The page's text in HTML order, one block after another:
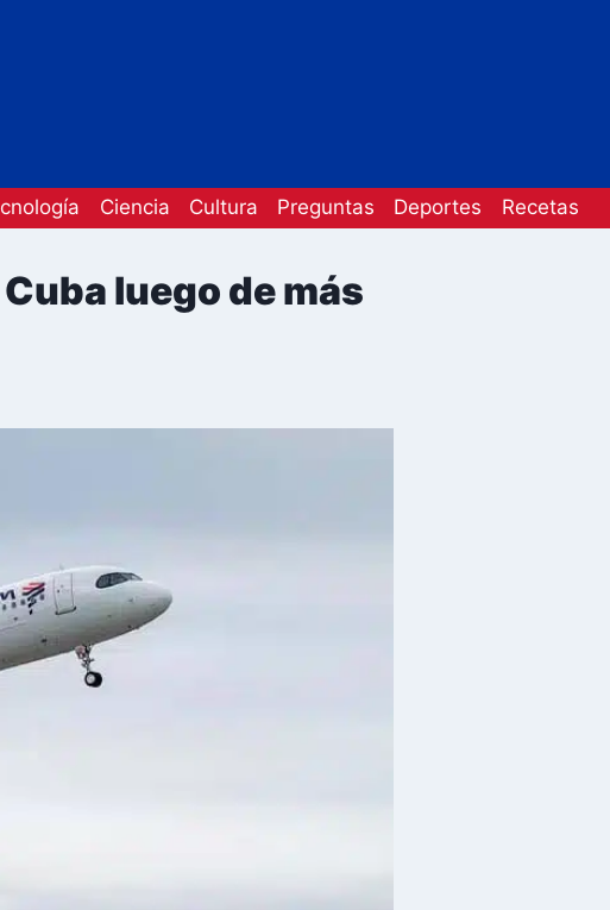
Ciencia Cultura Preguntas Deportes Recetas
luego de más